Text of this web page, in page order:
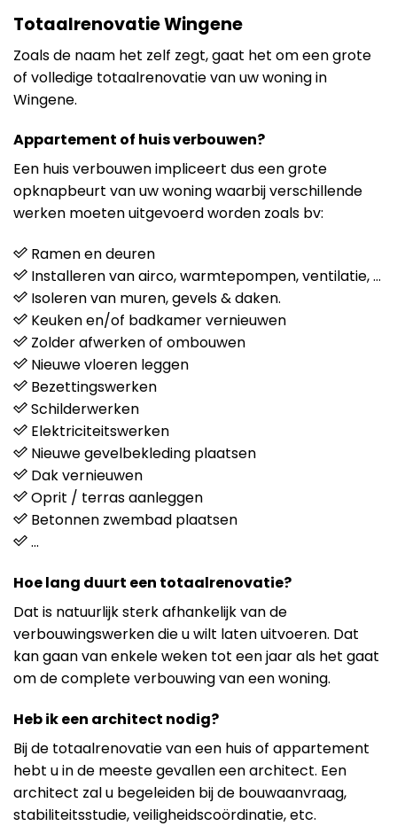
Totaalrenovatie Wingene
Zoals de naam het zelf zegt, gaat het om een grote
of volledige totaalrenovatie van uw woning in
Wingene.
Appartement of huis verbouwen?
Een huis verbouwen impliceert dus een grote
opknapbeurt van uw woning waarbij verschillende
werken moeten uitgevoerd worden zoals bv:
Ramen en deuren
Installeren van airco, warmtepompen, ventilatie, …
Isoleren van muren, gevels & daken.
Keuken en/of badkamer vernieuwen
Zolder afwerken of ombouwen
Nieuwe vloeren leggen
Bezettingswerken
Schilderwerken
Elektriciteitswerken
Nieuwe gevelbekleding plaatsen
Dak vernieuwen
Oprit / terras aanleggen
Betonnen zwembad plaatsen
…
Hoe lang duurt een totaalrenovatie?
Dat is natuurlijk sterk afhankelijk van de
verbouwingswerken die u wilt laten uitvoeren. Dat
kan gaan van enkele weken tot een jaar als het gaat
om de complete verbouwing van een woning.
Heb ik een architect nodig?
Bij de totaalrenovatie van een huis of appartement
hebt u in de meeste gevallen een architect. Een
architect zal u begeleiden bij de bouwaanvraag,
stabiliteitsstudie, veiligheidscoördinatie, etc.